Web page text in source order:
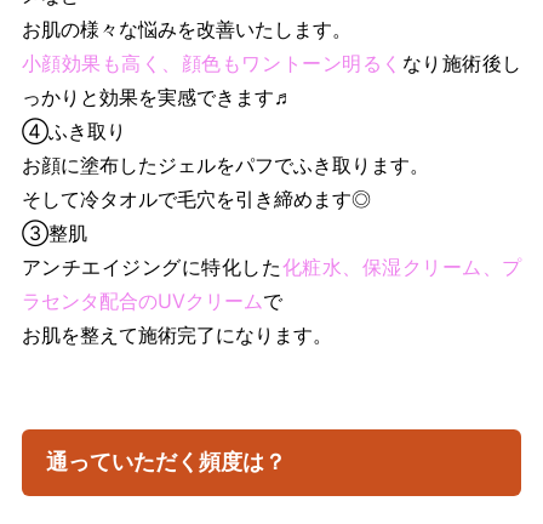
お肌の様々な悩みを改善いたします。
小顔効果も高く、顔色もワントーン明るく なり施術後し
っかりと効果を実感できます♬
④ふき取り
お顔に塗布したジェルをパフでふき取ります。
そして冷タオルで毛穴を引き締めます◎
③整肌
アンチエイジングに特化した化粧水、保湿クリーム、プ
ラセンタ配合のUVクリームで
お肌を整えて施術完了になります。
通っていただく頻度は？